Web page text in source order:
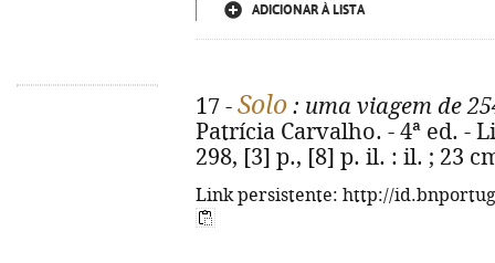
ADICIONAR À LISTA
17 - Solo : uma viagem de
Patrícia Carvalho. - 4ª ed. -
298, [3] p., [8] p. il. : il. ; 23
Link persistente: http://